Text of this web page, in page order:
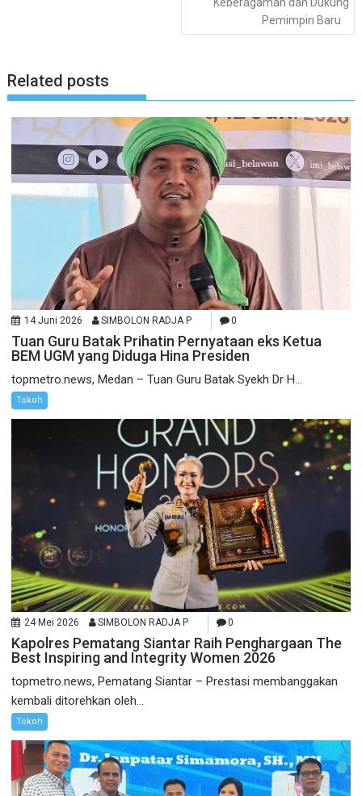
Pemimpin Baru
Related posts
14 Juni 2026 SIMBOLON RADJA P 0
Tuan Guru Batak Prihatin Pernyataan eks Ketua
BEM UGM yang Diduga Hina Presiden
topmetro.news, Medan – Tuan Guru Batak Syekh Dr H...
Tokoh
24 Mei 2026 SIMBOLON RADJA P 0
Kapolres Pematang Siantar Raih Penghargaan The
Best Inspiring and Integrity Women 2026
topmetro.news, Pematang Siantar – Prestasi membanggakan
kembali ditorehkan oleh...
Tokoh